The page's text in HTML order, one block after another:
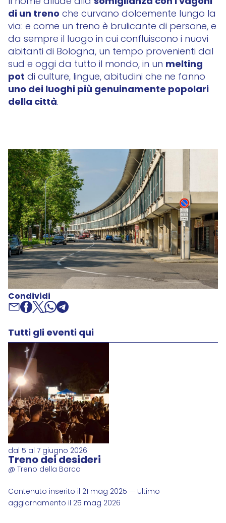
di un treno che curvano dolcemente lungo la
via: e come un treno è brulicante di persone, e
da sempre il luogo in cui confluiscono i nuovi
abitanti di Bologna, un tempo provenienti dal
sud e oggi da tutto il mondo, in un melting
pot di culture, lingue, abitudini che ne fanno
uno dei luoghi più genuinamente popolari
della città.
Condividi
Tutti gli eventi qui
dal 5 al 7 giugno 2026
Treno dei desideri
@ Treno della Barca
Contenuto inserito il 21 mag 2025 — Ultimo
aggiornamento il 25 mag 2026